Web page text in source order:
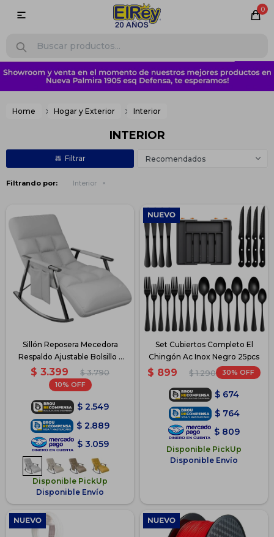
0

Home Hogar y Exterior Interior
INTERIOR
Recomendados
Filtrando por: Interior
Sillón Reposera Mecedora
Respaldo Ajustable Bolsillo -
Gris
$ 3.399 $ 3.790
10
$ 2.549
$ 2.889
$ 3.059
Disponible PickUp
Disponible Envío
Set Cubiertos Completo El
Chingón Ac Inox Negro 25pcs
$ 899 $ 1.290 30
$ 674
$ 764
$ 809
Disponible PickUp
Disponible Envío